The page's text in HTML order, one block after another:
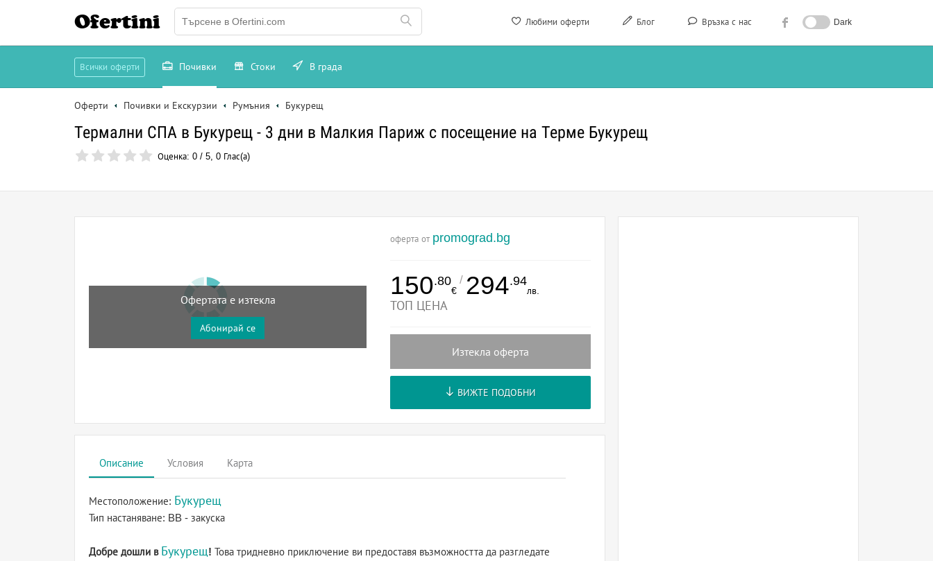
Любими оферти Блог Връзка с нас Dark
Ofertini
Всички оферти Почивки Стоки В града
Оферти Почивки и Екскурзии Румъния Букурещ
Термални СПА в Букурещ - 3 дни в Малкия Париж с посещение на Терме Букурещ
Оценка: 0 / 5, 0 Глас(а)
Офертата е изтекла
Абонирай се
оферта от promograd.bg
150.80
€
/ 294.94
лв.
ТОП ЦЕНА
Изтекла оферта
ВИЖТЕ ПОДОБНИ
Описание Условия Карта
Местоположение: Букурещ
Тип настаняване: BB - закуска
Добре дошли в Букурещ! Това тридневно приключение ви предоставя възможността да разгледате